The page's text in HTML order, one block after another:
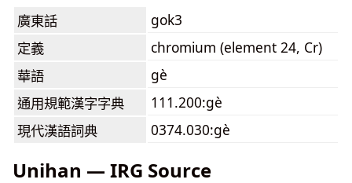
廣東話
gok3
定義
chromium (element 24, Cr)
華語
gè
通用規範漢字字典
111.200:gè
現代漢語詞典
0374.030:gè
Unihan — IRG Source